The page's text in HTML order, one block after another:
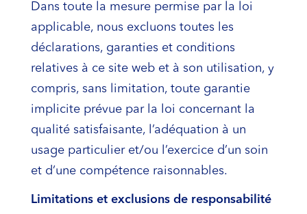
Dans toute la mesure permise par la loi
applicable, nous excluons toutes les
déclarations, garanties et conditions
relatives à ce site web et à son utilisation, y
compris, sans limitation, toute garantie
implicite prévue par la loi concernant la
qualité satisfaisante, l’adéquation à un
usage particulier et/ou l’exercice d’un soin
et d’une compétence raisonnables.
Limitations et exclusions de responsabilité